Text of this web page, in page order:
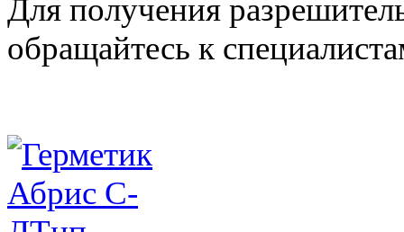
Для получения
обращайтесь к